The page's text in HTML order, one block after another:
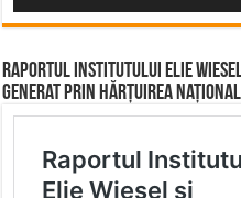
Raportul Institutului Elie
Generat prin Hărțuirea